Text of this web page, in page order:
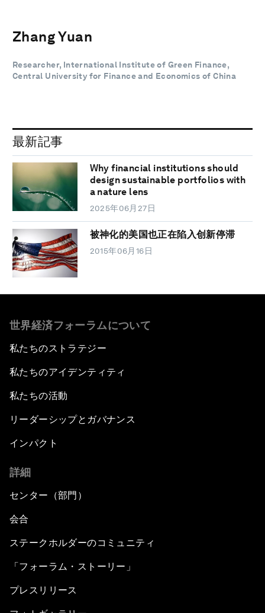
Zhang Yuan
Researcher, International Institute of Green Finance,
Central University for Finance and Economics of China
最新記事
Why financial institutions should
design sustainable portfolios with
a nature lens
2025年06月27日
被神化的美国也正在陷入创新停滞
2015年06月16日
世界経済フォーラムについて
私たちのストラテジー
私たちのアイデンティティ
私たちの活動
リーダーシップとガバナンス
インパクト
詳細
センター（部門）
会合
ステークホルダーのコミュニティ
「フォーラム・ストーリー」
プレスリリース